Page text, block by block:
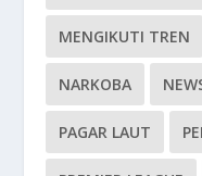
MENGIKUTI TREN
NARKOBA
PAGAR LAUT